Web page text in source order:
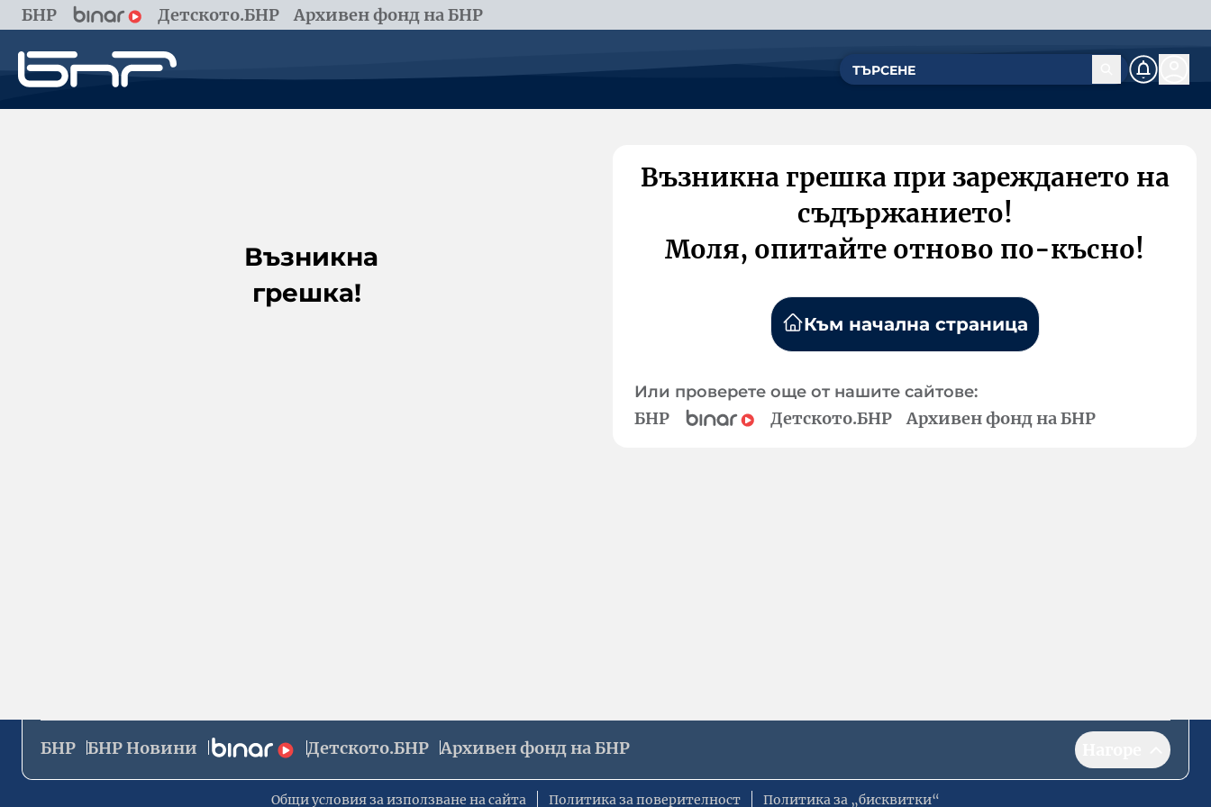
БНР Детското.БНР Архивен фонд на БНР
Възникна
грешка!
Възникна грешка при зареждането на
съдържанието!
Моля, опитайте отново по-късно!
Към начална страница
Или проверете още от нашите сайтове:
БНР Детското.БНР Архивен фонд на БНР
БНР БНР Новини Детското.БНР Архивен фонд на БНР
Общи условия за използване на сайта Политика за поверителност Политика за „бисквитки“